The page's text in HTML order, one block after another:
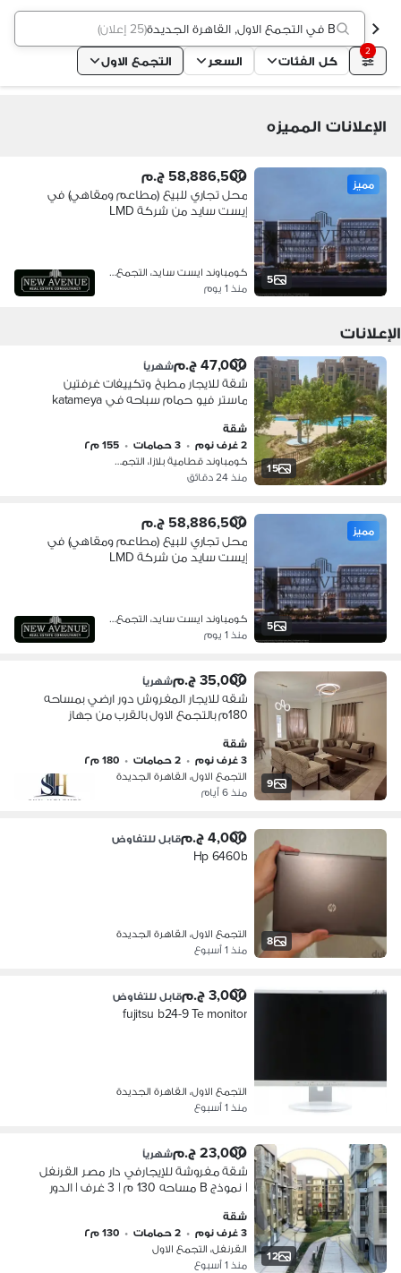
B في التجمع الاول, القاهرة الجديدة (25 إعلان )
2
كل الفئات السعر التجمع الاول
الإعلانات المميزه
5
مميز 58,886,500 ج.م
محل تجاري للبيع (مطاعم ومقاهي) في
إيست سايد من شركة LMD
كومباوند ايست سايد، التجمع الاول
منذ 1 يوم
الإعلانات
15
47,000 ج.م شهرياً
شقة للايجار مطبخ وتكييفات غرفتين
ماستر فيو حمام سباحه في katameya
شقة
2 غرف نوم
• 3 حمامات • 155 م٢
كومباوند قطامية بلازا، التجمع الاول
منذ 24 دقائق
5
مميز 58,886,500 ج.م
محل تجاري للبيع (مطاعم ومقاهي) في
إيست سايد من شركة LMD
كومباوند ايست سايد، التجمع الاول
منذ 1 يوم
9
35,000 ج.م شهرياً
شقه للايجار المفروش دور ارضي بمساحه
180م بالتجمع الاول بالقرب من جهاز
3 غرف نوم و2حمام تشطيبات خاصه
شقة
3 غرف نوم
• 2 حمامات • 180 م٢
التجمع الاول، القاهرة الجديدة
منذ 6 أيام
8
4,000 ج.م قابل للتفاوض
Hp 6460b
التجمع الاول، القاهرة الجديدة
منذ 1 أسبوع
3,000 ج.م قابل للتفاوض
fujitsu b24-9 Te monitor
التجمع الاول، القاهرة الجديدة
منذ 1 أسبوع
12
23,000 ج.م شهرياً
شقة مفروشة للإيجارفي دار مصر القرنفل
| نموذج B مساحه 130 م | 3 غرف | الدور
شقة
3 غرف نوم
• 2 حمامات • 130 م٢
القرنفل، التجمع الاول
منذ 1 أسبوع